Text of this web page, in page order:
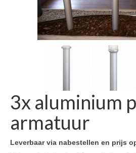
3x aluminium
armatuur
Leverbaar via nabestellen en prijs